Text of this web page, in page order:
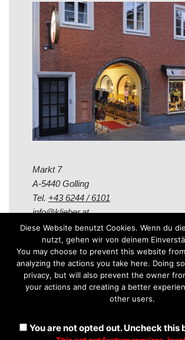
Markt 7
A-5440 Golling
Tel. +43 6244 / 6101
info@klieber.at
Öffungszeiten
Montag - Freitag:
08.00 - 12.00 Uhr
08.30 - 12.30 Uhr
Diese Website benutzt Cookies. Wenn du
nutzt, gehen wir von deinem
You may choose to prevent this website
analyzing the actions you take here. Doing
privacy, but will also prevent the owner
your actions and creating a better
other users.
You are not opted out. Uncheck this